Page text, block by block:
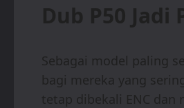
Dub P50
Sebagai model paling
bagi mereka yang
tetap dibekali ENC